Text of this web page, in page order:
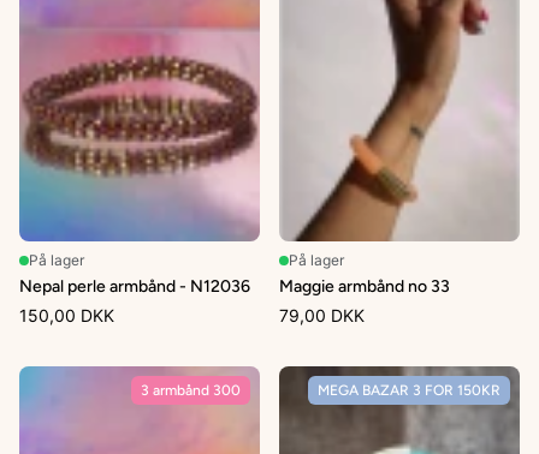
På lager
Nepal perle armbånd - N12036
150,00 DKK
På lager
Maggie armbånd no 33
79,00 DKK
3 armbånd 300 MEGA BAZAR 3 FOR 150KR